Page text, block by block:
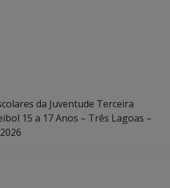
da Juventude Terceira
15 a 17 Anos – Três Lagoas –